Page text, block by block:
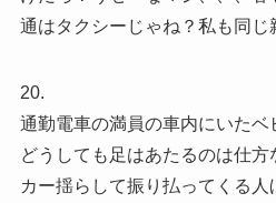
通はタクシーじゃね？私も同じ
20.
通勤電車の満員の車内にいたベ
どうしても足はあたるのは仕
カー揺らして振り払ってくる